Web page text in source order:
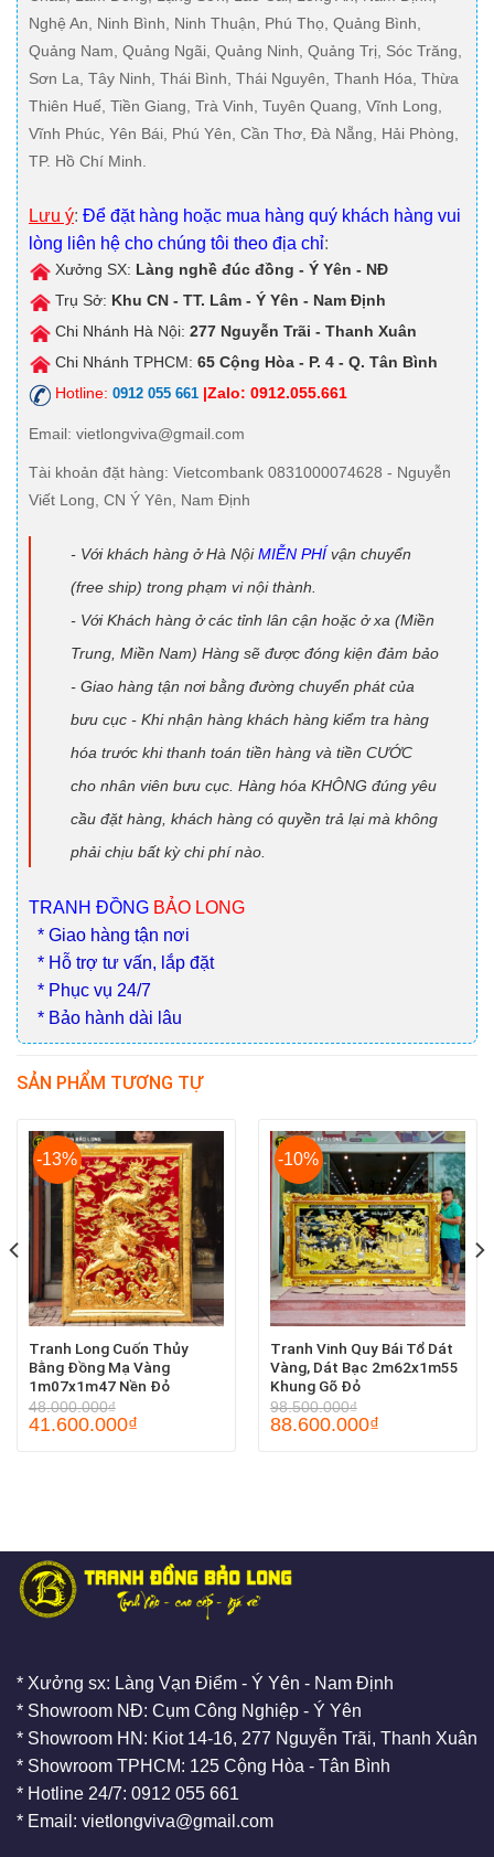
Nghệ An, Ninh Bình, Ninh Thuận, Phú Thọ, Quảng Bình,
Quảng Nam, Quảng Ngãi, Quảng Ninh, Quảng Trị, Sóc Trăng,
Sơn La, Tây Ninh, Thái Bình, Thái Nguyên, Thanh Hóa, Thừa
Thiên Huế, Tiền Giang, Trà Vinh, Tuyên Quang, Vĩnh Long,
Vĩnh Phúc, Yên Bái, Phú Yên, Cần Thơ, Đà Nẵng, Hải Phòng,
TP. Hồ Chí Minh.
Lưu ý: Để đặt hàng hoặc mua hàng quý khách hàng vui
lòng liên hệ cho chúng tôi theo địa chỉ:
Xưởng SX: Làng nghề đúc đồng - Ý Yên - NĐ
Trụ Sở: Khu CN - TT. Lâm - Ý Yên - Nam Định
Chi Nhánh Hà Nội: 277 Nguyễn Trãi - Thanh Xuân
Chi Nhánh TPHCM: 65 Cộng Hòa - P. 4 - Q. Tân Bình
Hotline: 0912 055 661 |Zalo: 0912.055.661
Email: vietlongviva@gmail.com
Tài khoản đặt hàng: Vietcombank 0831000074628 - Nguyễn
Viết Long, CN Ý Yên, Nam Định
- Với khách hàng ở Hà NộiMIỄN PHÍvận chuyển
(free ship) trong phạm vi nội thành.
- Với Khách hàng ở các tỉnh lân cận hoặc ở xa (Miền
Trung, Miền Nam) Hàng sẽ được đóng kiện đảm bảo
- Giao hàng tận nơi bằng đường chuyển phát của
bưu cục - Khi nhận hàng khách hàng kiểm tra hàng
hóa trước khi thanh toán tiền hàng và tiền CƯỚC
cho nhân viên bưu cục. Hàng hóa KHÔNG đúng yêu
cầu đặt hàng, khách hàng có quyền trả lại mà không
phải chịu bất kỳ chi phí nào.
TRANH ĐỒNG BẢO LONG
* Giao hàng tận nơi
* Hỗ trợ tư vấn, lắp đặt
* Phục vụ 24/7
* Bảo hành dài lâu
SẢN PHẨM TƯƠNG TỰ
-13%
Tranh Long Cuốn Thủy
Bằng Đồng Mạ Vàng
1m07x1m47 Nền Đỏ
48.000.000₫
41.600.000₫
-10%
Tranh Vinh Quy Bái Tổ Dát
Vàng, Dát Bạc 2m62x1m55
Khung Gõ Đỏ
98.500.000₫
88.600.000₫
* Xưởng sx: Làng Vạn Điểm - Ý Yên - Nam Định
* Showroom NĐ: Cụm Công Nghiệp - Ý Yên
* Showroom HN: Kiot 14-16, 277 Nguyễn Trãi, Thanh Xuân
* Showroom TPHCM: 125 Cộng Hòa - Tân Bình
* Hotline 24/7: 0912 055 661
* Email: vietlongviva@gmail.com